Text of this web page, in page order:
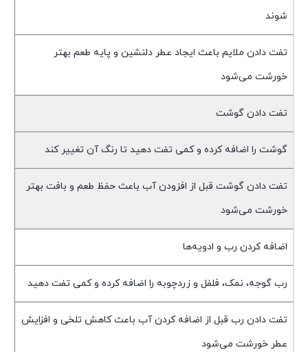
شوند
تفت دادن ملایم باعث ایجاد عطر دلنشین و پایه طعم بهتر
خورشت می‌شود
تفت دادن گوشت
گوشت را اضافه کرده و کمی تفت دهید تا رنگ آن تغییر کند
تفت دادن گوشت قبل از افزودن آب باعث حفظ طعم و بافت بهتر
خورشت می‌شود
اضافه کردن رب و ادویه‌ها
رب گوجه، نمک، فلفل و زردچوبه را اضافه کرده و کمی تفت دهید
تفت دادن رب قبل از اضافه کردن آب باعث کاهش تلخی و افزایش
عطر خورشت می‌شود